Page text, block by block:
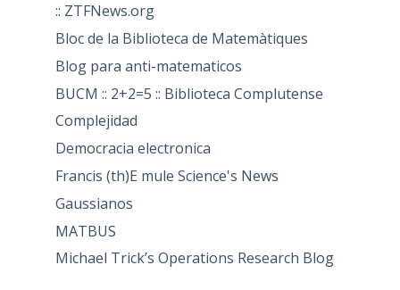
:: ZTFNews.org
Bloc de la Biblioteca de Matemàtiques
Blog para anti-matematicos
BUCM :: 2+2=5 :: Biblioteca Complutense
Complejidad
Democracia electronica
Francis (th)E mule Science's News
Gaussianos
MATBUS
Michael Trick’s Operations Research Blog